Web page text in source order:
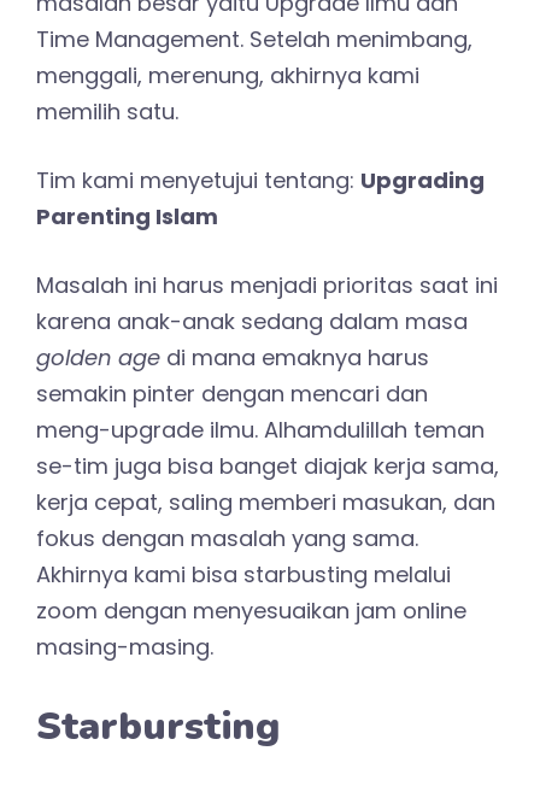
Time Management. Setelah menimbang,
menggali, merenung, akhirnya kami
memilih satu.
Tim kami menyetujui tentang: Upgrading
Parenting Islam
Masalah ini harus menjadi prioritas saat ini
karena anak-anak sedang dalam masa
golden age di mana emaknya harus
semakin pinter dengan mencari dan
meng-upgrade ilmu. Alhamdulillah teman
se-tim juga bisa banget diajak kerja sama,
kerja cepat, saling memberi masukan, dan
fokus dengan masalah yang sama.
Akhirnya kami bisa starbusting melalui
zoom dengan menyesuaikan jam online
masing-masing.
Starbursting